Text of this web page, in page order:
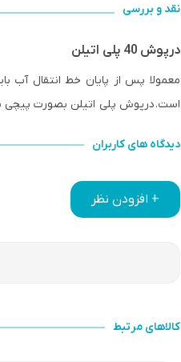
نقد و بررسی
درپوش 40 پلی اتیلن
معمولا پس از پایان خط انتقال آب
است. درپوش پلی اتیلن بصورت پیچی
دیدگاه های کاربران
+ افزودن نظر
کالاهای مرتبط